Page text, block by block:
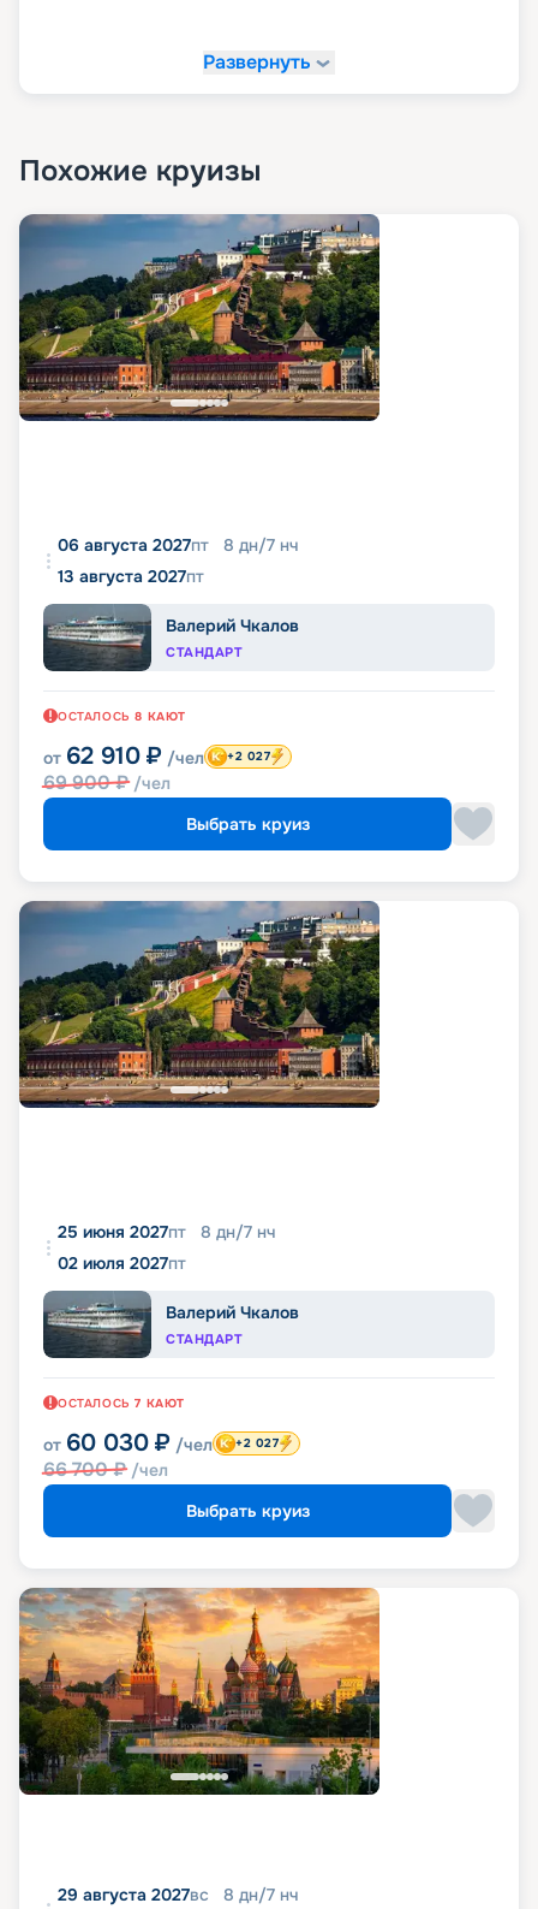
Развернуть
Похожие круизы
06 августа 2027пт 8 дн/7 нч
13 августа 2027пт
Валерий Чкалов
СТАНДАРТ
ОСТАЛОСЬ 8 КАЮТ
от 62 910 ₽ /чел
69 900₽ /чел
+2 027
Выбрать круиз
25 июня 2027пт 8 дн/7 нч
02 июля 2027пт
Валерий Чкалов
СТАНДАРТ
ОСТАЛОСЬ 7 КАЮТ
от 60 030 ₽ /чел
66 700₽ /чел
+2 027
Выбрать круиз
29 августа 2027вс 8 дн/7 нч